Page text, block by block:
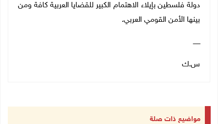
دولة فلسطين بإيلاء الاهتمام الكبير للقضايا العربية كافة ومن
بينها الأمن القومي العربي.
ـــــــ
س.ك
مواضيع ذات صلة